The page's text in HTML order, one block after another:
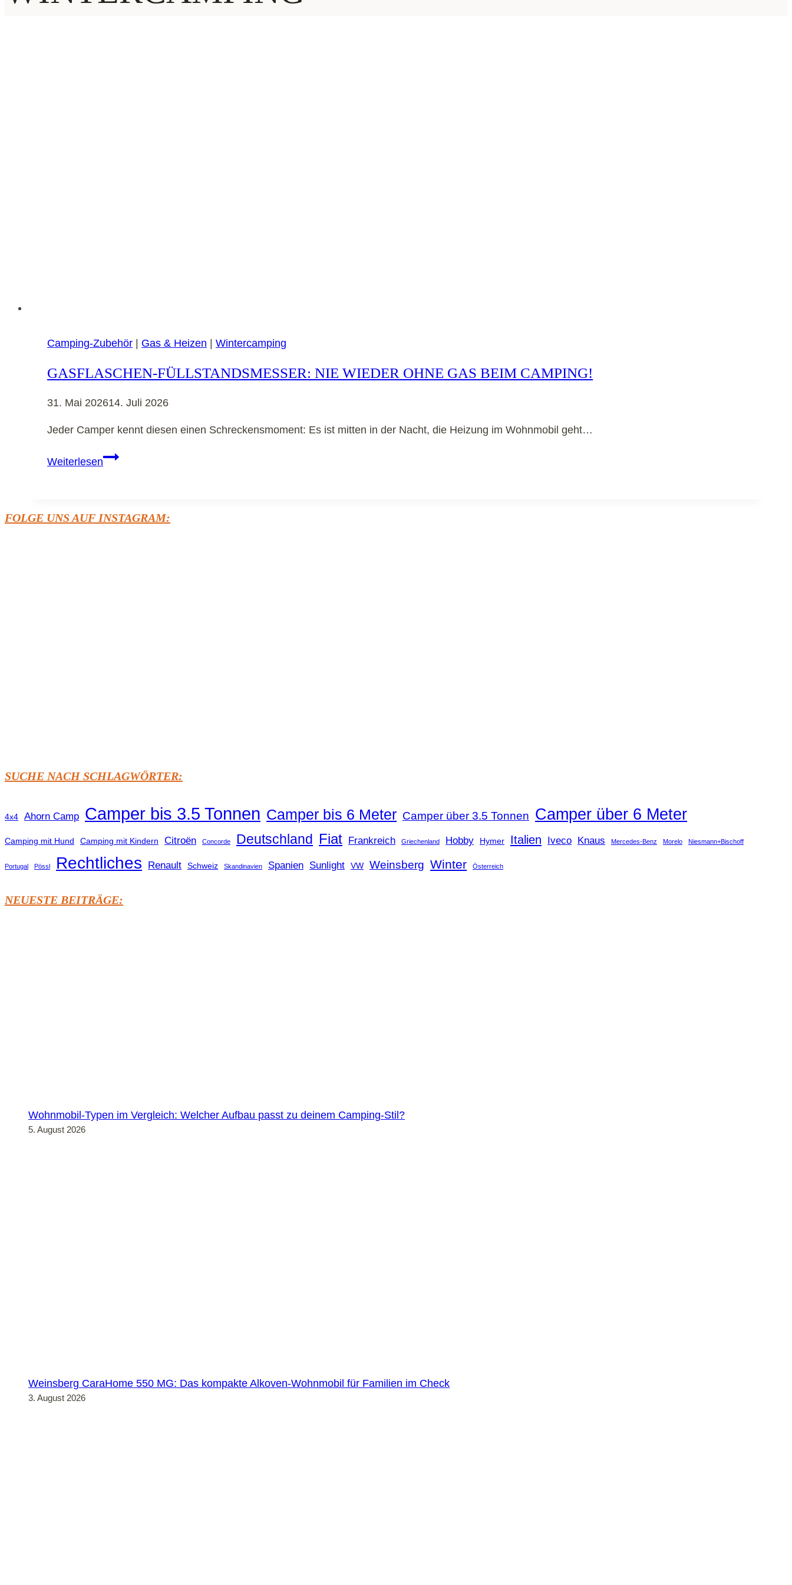
Camping-Zubehör | Gas & Heizen | Wintercamping
GASFLASCHEN-FÜLLSTANDSMESSER: NIE WIEDER OHNE GAS BEIM CAMPING!
31. Mai 202614. Juli 2026
Jeder Camper kennt diesen einen Schreckensmoment: Es ist mitten in der Nacht, die Heizung im Wohnmobil geht…
WeiterlesenGasflaschen-
ohne
FOLGE UNS AUF INSTAGRAM:
SUCHE NACH SCHLAGWÖRTER:
4x4 Ahorn Camp Camper bis 3.5 Tonnen Camper bis 6 Meter Camper über 3.5 Tonnen Camper über 6 Meter
Camping mit Hund Camping mit Kindern Citroën Concorde Deutschland Fiat Frankreich Griechenland Hobby Hymer Italien Iveco Knaus Mercedes-Benz Morelo Niesmann+Bischoff
Portugal Pössl Rechtliches Renault Schweiz Skandinavien Spanien Sunlight VW Weinsberg Winter Österreich
NEUESTE BEITRÄGE:
Wohnmobil-Typen im Vergleich: Welcher Aufbau passt zu deinem Camping-Stil?
5. August 2026
Weinsberg CaraHome 550 MG: Das kompakte Alkoven-Wohnmobil für Familien im Check
3. August 2026